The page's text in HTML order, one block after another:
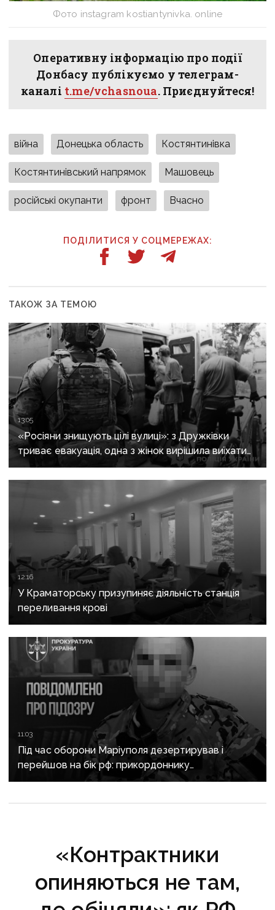
Фото instagram kostiantynivka. online
Оперативну інформацію про події
Донбасу публікуємо у телеграм-
каналі t.me/vchasnoua. Приєднуйтеся!
війна Донецька область Костянтинівка
Костянтинівський напрямок Машовець
російські окупанти фронт Вчасно
ПОДІЛИТИСЯ У СОЦМЕРЕЖАХ:
ТАКОЖ ЗА ТЕМОЮ
13:05
«Росіяни знищують цілі вулиці»: з Дружківки
триває евакуація, одна з жінок вирішила виїхати
після загибелі чоловіка
12:16
У Краматорську призупиняє діяльність станція
переливання крові
11:03
Під час оборони Маріуполя дезертирував і
перейшов на бік рф: прикордоннику
з «Азовсталі» повідомили про підозру
«Контрактники
опиняються не там,